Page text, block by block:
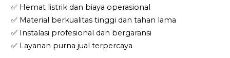
✅ Hemat listrik dan biaya operasional
✅ Material berkualitas tinggi dan tahan lama
✅ Instalasi profesional dan bergaransi
✅ Layanan purna jual terpercaya